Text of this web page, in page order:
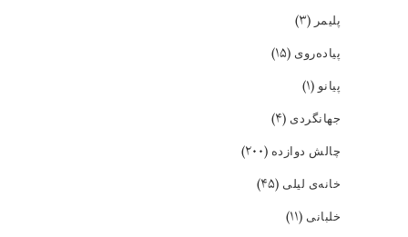
پلیمر (۳)
پیاده‌روی (۱۵)
پیانو(۱)
جهانگردی (۴)
چالش دوازده (۲۰۰)
خانه‌ی لیلی (۴۵)
خلبانی (۱۱)